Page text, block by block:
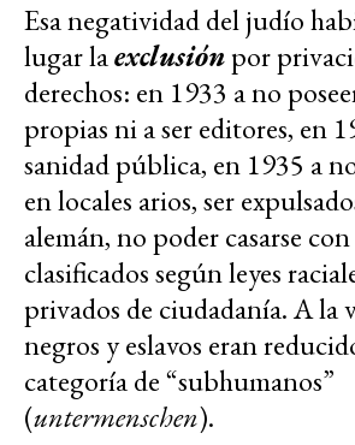
Esa negatividad del judío
lugar laexclusiónpor
derechos: en 1933 a no
propias ni a ser editores, en
sanidad pública, en 1935 a
en locales arios, ser
alemán, no poder casarse
clasificados según leyes
privados de ciudadanía. A la
negros y eslavos eran
categoría de “subhumanos”
(untermenschen).